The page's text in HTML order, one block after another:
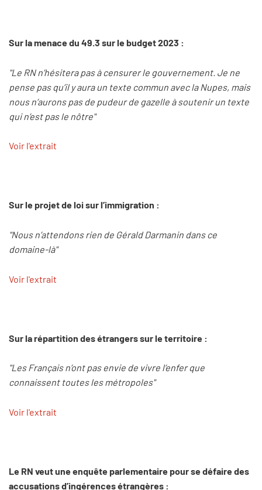
Sur la menace du 49.3 sur le budget 2023 :
"Le RN n’hésitera pas à censurer le gouvernement. Je ne
pense pas qu’il y aura un texte commun avec la Nupes, mais
nous n’aurons pas de pudeur de gazelle à soutenir un texte
qui n’est pas le nôtre"
Voir l'extrait
Sur le projet de loi sur l’immigration :
"Nous n’attendons rien de Gérald Darmanin dans ce
domaine-là"
Voir l'extrait
Sur la répartition des étrangers sur le territoire :
"Les Français n’ont pas envie de vivre l’enfer que
connaissent toutes les métropoles"
Voir l'extrait
Le RN veut une enquête parlementaire pour se défaire des
accusations d’ingérences étrangères :